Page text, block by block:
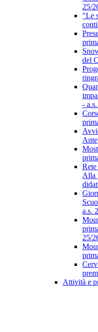
25/
"Le
del
-
Alla
a.s.
25/
Attività e